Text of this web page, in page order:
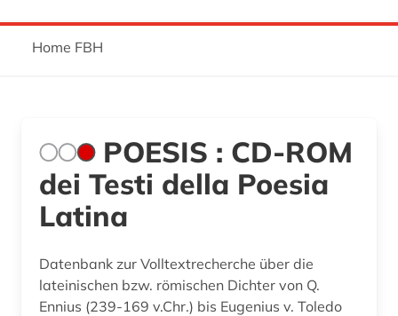
Home FBH
POESIS : CD-ROM
dei Testi della Poesia
Latina
Datenbank zur Volltextrecherche über die
lateinischen bzw. römischen Dichter von Q.
Ennius (239-169 v.Chr.) bis Eugenius v. Toledo